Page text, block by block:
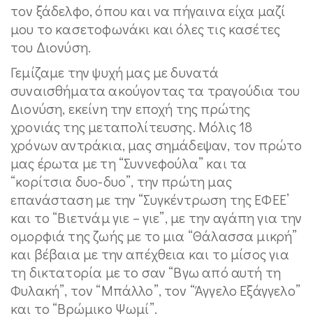
τον ξάδελφο, όπου και να πήγαινα είχα μαζί
μου το κασετοφωνάκι και όλες τις κασέτες
του Διονύση.
Γεμίζαμε την ψυχή μας με δυνατά
συναισθήματα ακούγοντας τα τραγούδια του
Διονύση, εκείνη την εποχή της πρώτης
χρονιάς της μεταπολίτευσης. Μόλις 18
χρόνων αντράκια, μας σημάδεψαν, τον πρώτο
μας έρωτα με τη “Συννεφούλα” και τα
“κορίτσια δυο-δυο”, την πρώτη μας
επανάσταση με την “Συγκέντρωση της ΕΦΕΕ’
και το “Βιετνάμ γιε – γιε”, με την αγάπη για την
ομορφιά της ζωής με το μια “Θάλασσα μικρή”
και βέβαια με την απέχθεια και το μίσος για
τη δικτατορία με το σαν “Βγω από αυτή τη
Φυλακή”, τον “Μπάλλο”, τον “Άγγελο Εξάγγελο”
και το “Βρώμικο Ψωμί”.